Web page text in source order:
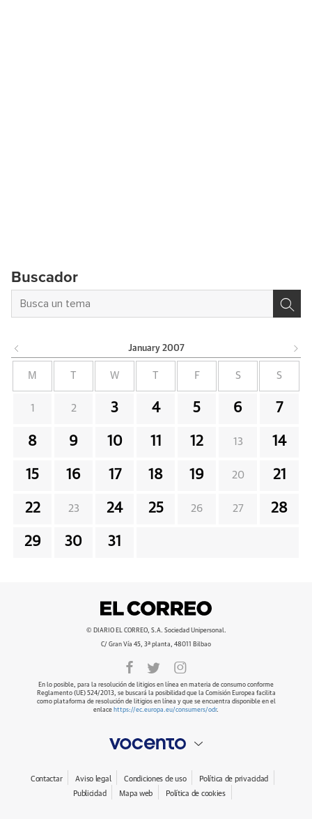
Buscador
January 2007
M W F S S
1 2 3 4 5 6 7
8 9 10 11 12 13 14
15 16 17 18 19 20 21
22 23 24 25 26 27 28
29 30 31
© DIARIO EL CORREO, S.A. Sociedad Unipersonal.
C/ Gran Vía 45, 3ª planta, 48011 Bilbao
En lo posible, para la resolución de litigios en línea en materia de consumo conforme
Reglamento (UE) 524/2013, se buscará la posibilidad que la Comisión Europea facilita
como plataforma de resolución de litigios en línea y que se encuentra disponible en el
enlace https://ec.europa.eu/consumers/odr.
Contactar Aviso legal Condiciones de uso
Política de privacidad
Publicidad
Mapa web Política de cookies